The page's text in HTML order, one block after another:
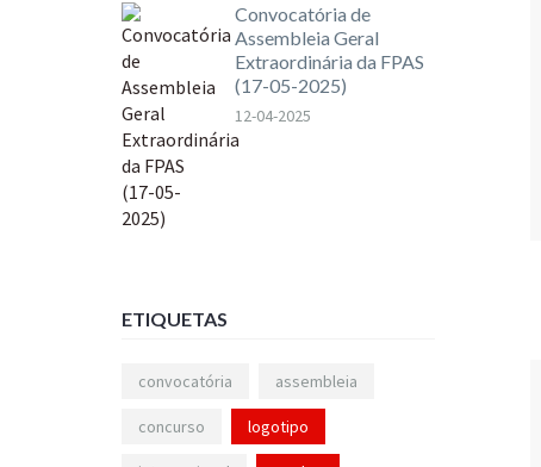
Convocatória de
Assembleia Geral
Extraordinária da FPAS
(17-05-2025)
12-04-2025
ETIQUETAS
convocatória assembleia
concurso logotipo